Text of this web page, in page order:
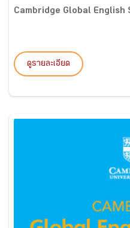
Cambridge Global
ดูรายละเอียด